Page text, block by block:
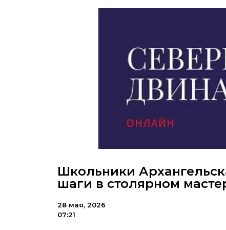
Школьники
шаги в столярном
28 мая, 2026
07:21